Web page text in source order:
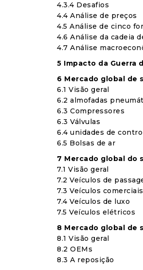
4.3.4 Desafios
4.4 Análise de preços
4.5 Análise de cinco
4.6 Análise da cadeia
4.7 Análise
5 Impacto da Guerra
6 Mercado global de
6.1 Visão geral
6.2 almofadas
6.3 Compressores
6.3 Válvulas
6.4 unidades de
6.5 Bolsas de ar
7 Mercado global do
7.1 Visão geral
7.2 Veículos de
7.3 Veículos comerciais
7.4 Veículos de luxo
7.5 Veículos elétricos
8 Mercado global de
8.1 Visão geral
8.2 OEMs
8.3 A reposição